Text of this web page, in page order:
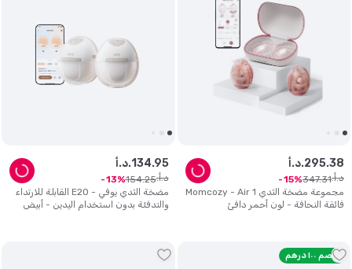
مجموعة مضخة الثدي Momcozy - Air 1
فائقة النحافة - لون أحمر دافئ
د.أ.295.38
د.أ. 347.31
15
مضخة الثدي يوفي - E20 القابلة للارتداء
والتدفئة بدون استخدام اليدين - أبيض
د.أ.134.95
د.أ. 154.25
13
خصم ١٠٠ درهم